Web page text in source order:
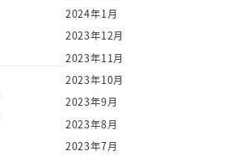
2024年1月
2023年12月
2023年11月
2023年10月
2023年9月
2023年8月
2023年7月